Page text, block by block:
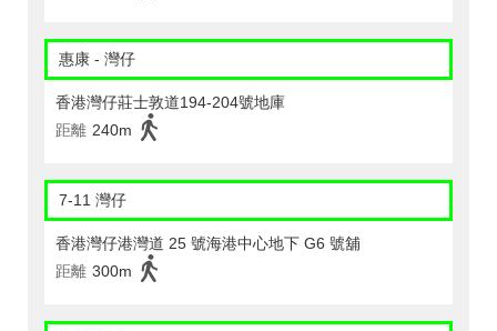
惠康 - 灣仔
香港灣仔莊士敦道194-204號地庫
距離 240m
7-11 灣仔
香港灣仔港灣道 25 號海港中心地下 G6 號舖
距離 300m